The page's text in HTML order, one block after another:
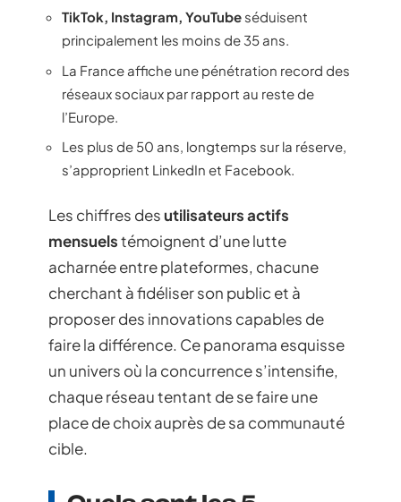
TikTok, Instagram, YouTube séduisent
principalement les moins de 35 ans.
La France affiche une pénétration record des
réseaux sociaux par rapport au reste de
l’Europe.
Les plus de 50 ans, longtemps sur la réserve,
s’approprient LinkedIn et Facebook.
Les chiffres desutilisateurs actifs
mensuelstémoignent d’une lutte
acharnée entre plateformes, chacune
cherchant à fidéliser son public et à
proposer des innovations capables de
faire la différence. Ce panorama esquisse
un univers où la concurrence s’intensifie,
chaque réseau tentant de se faire une
place de choix auprès de sa communauté
cible.